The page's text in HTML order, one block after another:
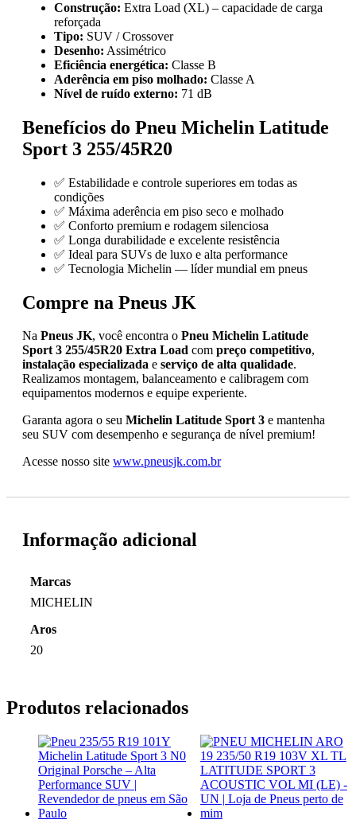
Construção: Extra Load (XL) – capacidade de carga
reforçada
Tipo: SUV / Crossover
Desenho: Assimétrico
Eficiência energética: Classe B
Aderência em piso molhado: Classe A
Nível de ruído externo: 71 dB
Benefícios do Pneu Michelin Latitude
Sport 3 255/45R20
✅ Estabilidade e controle superiores em todas as
condições
✅ Máxima aderência em piso seco e molhado
✅ Conforto premium e rodagem silenciosa
✅ Longa durabilidade e excelente resistência
✅ Ideal para SUVs de luxo e alta performance
✅ Tecnologia Michelin — líder mundial em pneus
Compre na Pneus JK
Na Pneus JK, você encontra o Pneu Michelin Latitude
Sport 3 255/45R20 Extra Load com preço competitivo,
instalação especializada e serviço de alta qualidade.
Realizamos montagem, balanceamento e calibragem com
equipamentos modernos e equipe experiente.
Garanta agora o seu Michelin Latitude Sport 3 e mantenha
seu SUV com desempenho e segurança de nível premium!
Acesse nosso site www.pneusjk.com.br
Informação adicional
Marcas
MICHELIN
Aros
20
Produtos relacionados